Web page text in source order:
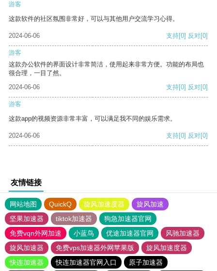
游客
这款软件的社区氛围非常好，可以与其他用户交流学习心得。
2024-06-06 支持[0] 反对[0]
游客
这款办公软件的界面设计非常简洁，使用起来非常方便。功能的布局也
很合理，一目了然。
2024-06-06
支持[0] 反对[0]
游客
这款app的视频资源非常丰富，可以满足我不同的娱乐需求。
2024-06-06 支持[0] 反对[0]
友情链接
网站地图 QuickQ 旋风加速度器
旋风加速
坚果加速器
tiktok加速器
狗急加速器官网
免费vqn外网加速
小蓝鸟 优途加速器官网
风驰加速器
旋风加速器
免费vps加速器外网苹果版
旋风加速度器
快连加速器
快连加速器官网入口 原子加速器